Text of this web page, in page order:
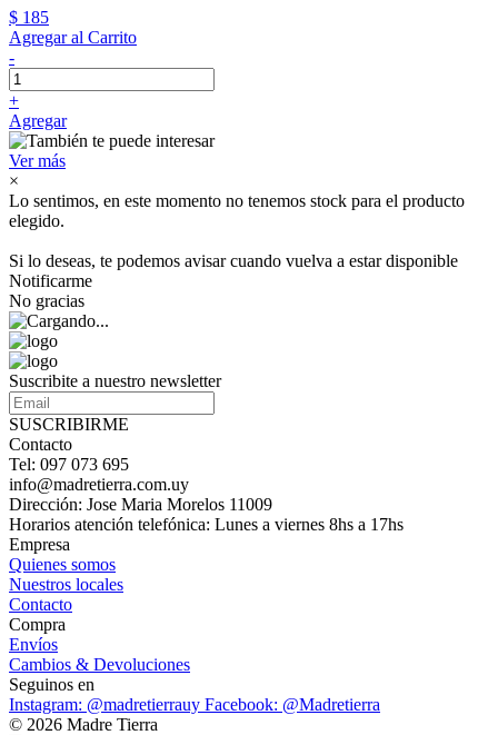
$ 185
Agregar al Carrito
-
+
Agregar
Ver más
×
Lo sentimos, en este momento no tenemos stock para el producto
elegido.
Si lo deseas, te podemos avisar cuando vuelva a estar disponible
Notificarme
No gracias
Suscribite a nuestro newsletter
SUSCRIBIRME
Contacto
Tel: 097 073 695
info@madretierra.com.uy
Dirección: Jose Maria Morelos 11009
Horarios atención telefónica: Lunes a viernes 8hs a 17hs
Empresa
Quienes somos
Nuestros locales
Contacto
Compra
Envíos
Cambios & Devoluciones
Seguinos en
Instagram: @madretierrauy Facebook: @Madretierra
© 2026 Madre Tierra